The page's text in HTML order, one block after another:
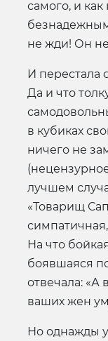
самого, и как
не жди! Он не
И перестала
Да и что
в кубиках
ничего не
лучшем
«Товарищ
На что
боявшаяся
отвечала: «А
ваших жен
Но однажды